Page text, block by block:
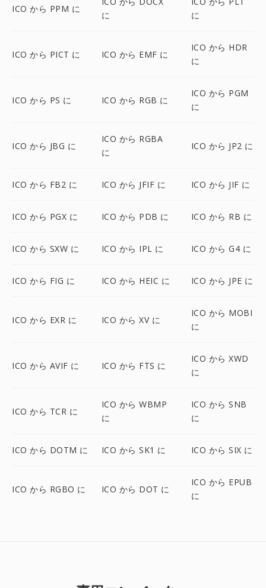
ICO から PPM に
に
に
ICO から PICT に ICO から EMF に
ICO から HDR
に
ICO から PS に ICO から RGB に
ICO から PGM
に
ICO から JBG に
ICO から RGBA
に
ICO から JP2 に
ICO から FB2 に ICO から JFIF に ICO から JIF に
ICO から PGX に ICO から PDB に ICO から RB に
ICO から SXW に ICO から IPL に ICO から G4 に
ICO から FIG に ICO から HEIC に ICO から JPE に
ICO から EXR に ICO から XV に
ICO から MOBI
に
ICO から AVIF に ICO から FTS に
ICO から XWD
に
ICO から TCR に
ICO から WBMP
に
ICO から SNB
に
ICO から DOTM に ICO から SK1 に ICO から SIX に
ICO から RGBO に ICO から DOT に
ICO から EPUB
に